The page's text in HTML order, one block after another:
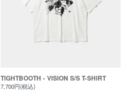
TIGHTBOOTH - VISION S/S T-SHIRT
7,700円(税込)